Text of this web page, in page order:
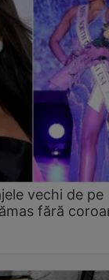
vechi de pe
fără